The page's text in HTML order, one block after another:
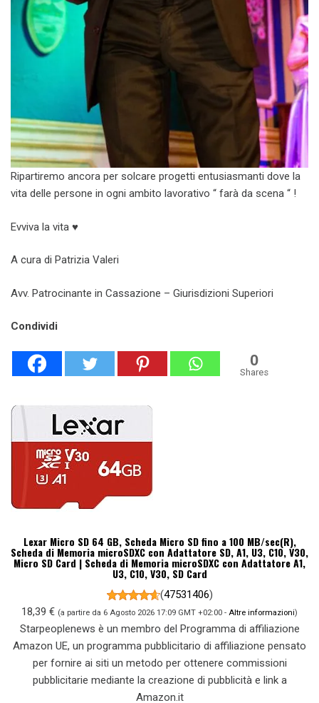
Ripartiremo ancora per solcare progetti entusiasmanti dove la
vita delle persone in ogni ambito lavorativo “ farà da scena “ !
Evviva la vita ♥️
A cura di Patrizia Valeri
Avv. Patrocinante in Cassazione – Giurisdizioni Superiori
Condividi
0
Shares
Lexar Micro SD 64 GB, Scheda Micro SD fino a 100 MB/sec(R),
Scheda di Memoria microSDXC con Adattatore SD, A1, U3, C10, V30,
Micro SD Card | Scheda di Memoria microSDXC con Adattatore A1,
U3, C10, V30, SD Card
(47531406)
18,39 € (a partire da 6 Agosto 2026 17:09 GMT +02:00 - Altre informazioni)
Starpeoplenews è un membro del Programma di affiliazione
Amazon UE, un programma pubblicitario di affiliazione pensato
per fornire ai siti un metodo per ottenere commissioni
pubblicitarie mediante la creazione di pubblicità e link a
Amazon.it